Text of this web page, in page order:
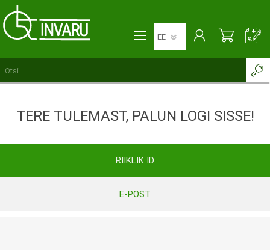
TERE TULEMAST, PALUN LOGI SISSE!
RIIKLIK ID
E-POST